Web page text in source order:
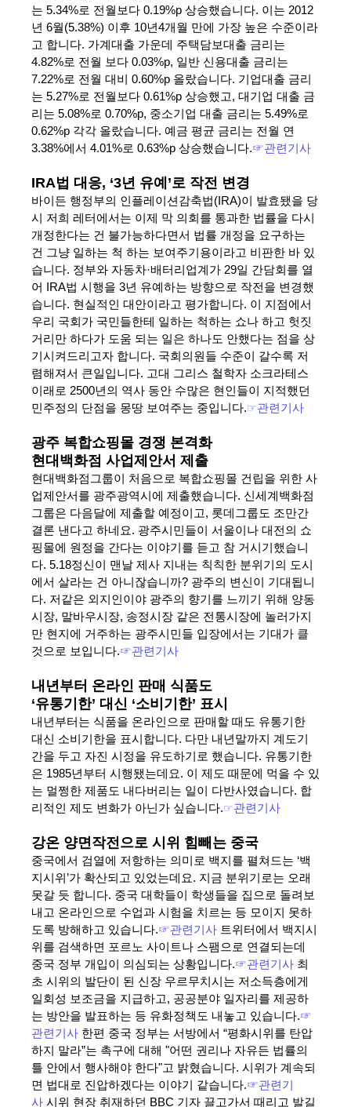
는 5.34%로 전월보다 0.19%p 상승했습니다. 이는 2012
년 6월(5.38%) 이후 10년4개월 만에 가장 높은 수준이라
고 합니다. 가계대출 가운데 주택담보대출 금리는
4.82%로 전월 보다 0.03%p, 일반 신용대출 금리는
7.22%로 전월 대비 0.60%p 올랐습니다. 기업대출 금리
는 5.27%로 전월보다 0.61%p 상승했고, 대기업 대출 금
리는 5.08%로 0.70%p, 중소기업 대출 금리는 5.49%로
0.62%p 각각 올랐습니다. 예금 평균 금리는 전월 연
3.38%에서 4.01%로 0.63%p 상승했습니다.☞관련기사
IRA법 대응, ‘3년 유예’로 작전 변경
바이든 행정부의 인플레이션감축법(IRA)이 발효됐을 당
시 저희 레터에서는 이제 막 의회를 통과한 법률을 다시
개정한다는 건 불가능하다면서 법률 개정을 요구하는
건 그냥 일하는 척 하는 보여주기용이라고 비판한 바 있
습니다. 정부와 자동차·배터리업계가 29일 간담회를 열
어 IRA법 시행을 3년 유예하는 방향으로 작전을 변경했
습니다. 현실적인 대안이라고 평가합니다. 이 지점에서
우리 국회가 국민들한테 일하는 척하는 쇼나 하고 헛짓
거리만 하다가 도움 되는 일은 하나도 안했다는 점을 상
기시켜드리고자 합니다. 국회의원들 수준이 갈수록 저
렴해져서 큰일입니다. 고대 그리스 철학자 소크라테스
이래로 2500년의 역사 동안 수많은 현인들이 지적했던
민주정의 단점을 몽땅 보여주는 중입니다.☞관련기사
광주 복합쇼핑몰 경쟁 본격화
현대백화점 사업제안서 제출
현대백화점그룹이 처음으로 복합쇼핑몰 건립을 위한 사
업제안서를 광주광역시에 제출했습니다. 신세계백화점
그룹은 다음달에 제출할 예정이고, 롯데그룹도 조만간
결론 낸다고 하네요. 광주시민들이 서울이나 대전의 쇼
핑몰에 원정을 간다는 이야기를 듣고 참 거시기했습니
다. 5.18정신이 맨날 제사 지내는 칙칙한 분위기의 도시
에서 살라는 건 아니잖습니까? 광주의 변신이 기대됩니
다. 저같은 외지인이야 광주의 향기를 느끼기 위해 양동
시장, 말바우시장, 송정시장 같은 전통시장에 놀러가지
만 현지에 거주하는 광주시민들 입장에서는 기대가 클
것으로 보입니다.☞관련기사
내년부터 온라인 판매 식품도
‘유통기한’ 대신 ‘소비기한’ 표시
내년부터는 식품을 온라인으로 판매할 때도 유통기한
대신 소비기한을 표시합니다. 다만 내년말까지 계도기
간을 두고 자진 시정을 유도하기로 했습니다. 유통기한
은 1985년부터 시행됐는데요. 이 제도 때문에 먹을 수 있
는 멀쩡한 제품도 내다버리는 일이 다반사였습니다. 합
리적인 제도 변화가 아닌가 싶습니다.☞관련기사
강온 양면작전으로 시위 힘빼는 중국
중국에서 검열에 저항하는 의미로 백지를 펼쳐드는 ‘백
지시위’가 확산되고 있었는데요. 지금 분위기로는 오래
못갈 듯 합니다. 중국 대학들이 학생들을 집으로 돌려보
내고 온라인으로 수업과 시험을 치르는 등 모이지 못하
도록 방해하고 있습니다.☞관련기사 트위터에서 백지시
위를 검색하면 포르노 사이트나 스팸으로 연결되는데
중국 정부 개입이 의심되는 상황입니다.☞관련기사 최
초 시위의 발단이 된 신장 우르무치시는 저소득층에게
일회성 보조금을 지급하고, 공공분야 일자리를 제공하
는 방안을 발표하는 등 유화정책도 내놓고 있습니다.☞
관련기사 한편 중국 정부는 서방에서 “평화시위를 탄압
하지 말라”는 촉구에 대해 "어떤 권리나 자유든 법률의
틀 안에서 행사해야 한다"고 밝혔습니다. 시위가 계속되
면 법대로 진압하겠다는 이야기 같습니다.☞관련기
사 시위 현장 취재하던 BBC 기자 끌고가서 때리고 발길